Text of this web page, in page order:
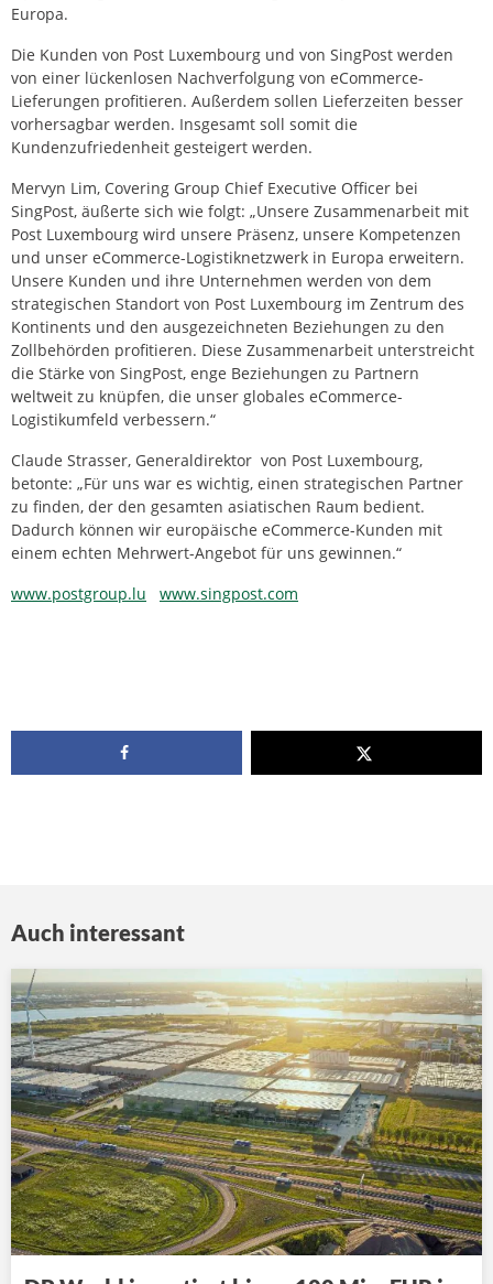
Europa.
Die Kunden von Post Luxembourg und von SingPost werden
von einer lückenlosen Nachverfolgung von eCommerce-
Lieferungen profitieren. Außerdem sollen Lieferzeiten besser
vorhersagbar werden. Insgesamt soll somit die
Kundenzufriedenheit gesteigert werden.
Mervyn Lim, Covering Group Chief Executive Officer bei
SingPost, äußerte sich wie folgt: „Unsere Zusammenarbeit mit
Post Luxembourg wird unsere Präsenz, unsere Kompetenzen
und unser eCommerce-Logistiknetzwerk in Europa erweitern.
Unsere Kunden und ihre Unternehmen werden von dem
strategischen Standort von Post Luxembourg im Zentrum des
Kontinents und den ausgezeichneten Beziehungen zu den
Zollbehörden profitieren. Diese Zusammenarbeit unterstreicht
die Stärke von SingPost, enge Beziehungen zu Partnern
weltweit zu knüpfen, die unser globales eCommerce-
Logistikumfeld verbessern.“
Claude Strasser, Generaldirektor von Post Luxembourg,
betonte: „Für uns war es wichtig, einen strategischen Partner
zu finden, der den gesamten asiatischen Raum bedient.
Dadurch können wir europäische eCommerce-Kunden mit
einem echten Mehrwert-Angebot für uns gewinnen.“
www.postgroup.lu
www.singpost.com
Auch interessant